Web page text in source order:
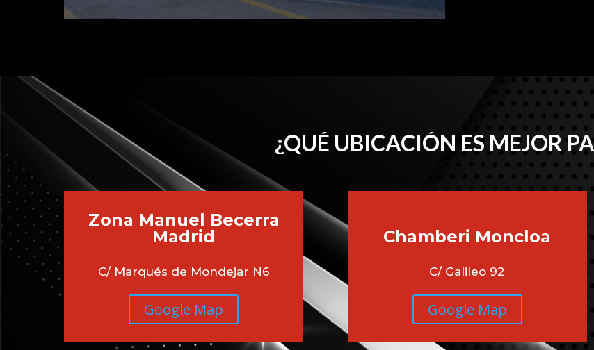
¿QUÉ UBICACIÓN ES MEJOR
Zona Manuel Becerra
Madrid
C/ Marqués de Mondejar N6
Google Map
Chamberi Moncloa
C/ Galileo 92
Google Map